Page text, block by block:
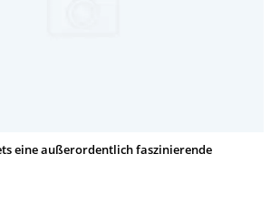
eine außerordentlich faszinierende